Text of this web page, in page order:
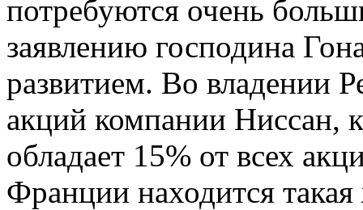
потребуются очень
заявлению господина
развитием. Во владении
акций компании Ниссан,
обладает 15% от всех
Франции находится